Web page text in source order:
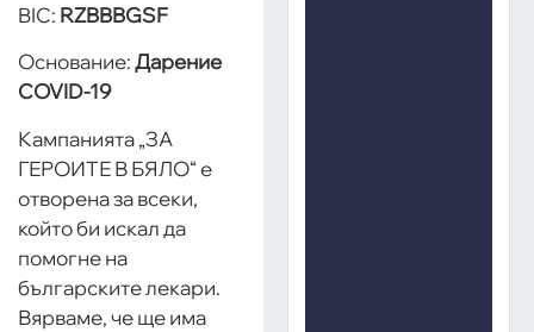
BIC: RZBBBGSF
Основание:Дарение
COVID-19
Кампанията „ЗА
ГЕРОИТЕ В БЯЛО“ е
отворена за всеки,
който би искал да
помогне на
българските лекари.
Вярваме, че ще има